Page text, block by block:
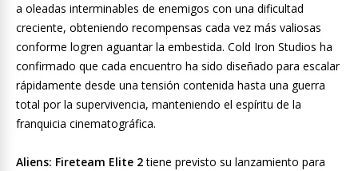
a oleadas interminables de enemigos con una dificultad
creciente, obteniendo recompensas cada vez más valiosas
conforme logren aguantar la embestida. Cold Iron Studios ha
confirmado que cada encuentro ha sido diseñado para escalar
rápidamente desde una tensión contenida hasta una guerra
total por la supervivencia, manteniendo el espíritu de la
franquicia cinematográfica.
Aliens: Fireteam Elite 2tiene previsto su lanzamiento para